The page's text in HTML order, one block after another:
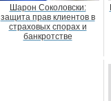
Шарон Соколовски:
защита прав клиентов в
страховых спорах и
банкротстве